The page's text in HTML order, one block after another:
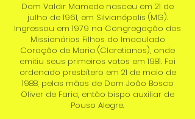
Dom Valdir Mamede nasceu em 21 de
julho de 1961, em Silvianópolis (MG).
Ingressou em 1979 na Congregação dos
Missionários Filhos do Imaculado
Coração de Maria (Claretianos), onde
emitiu seus primeiros votos em 1981. Foi
ordenado presbítero em 21 de maio de
1988, pelas mãos de Dom João Bosco
Oliver de Faria, então bispo auxiliar de
Pouso Alegre.